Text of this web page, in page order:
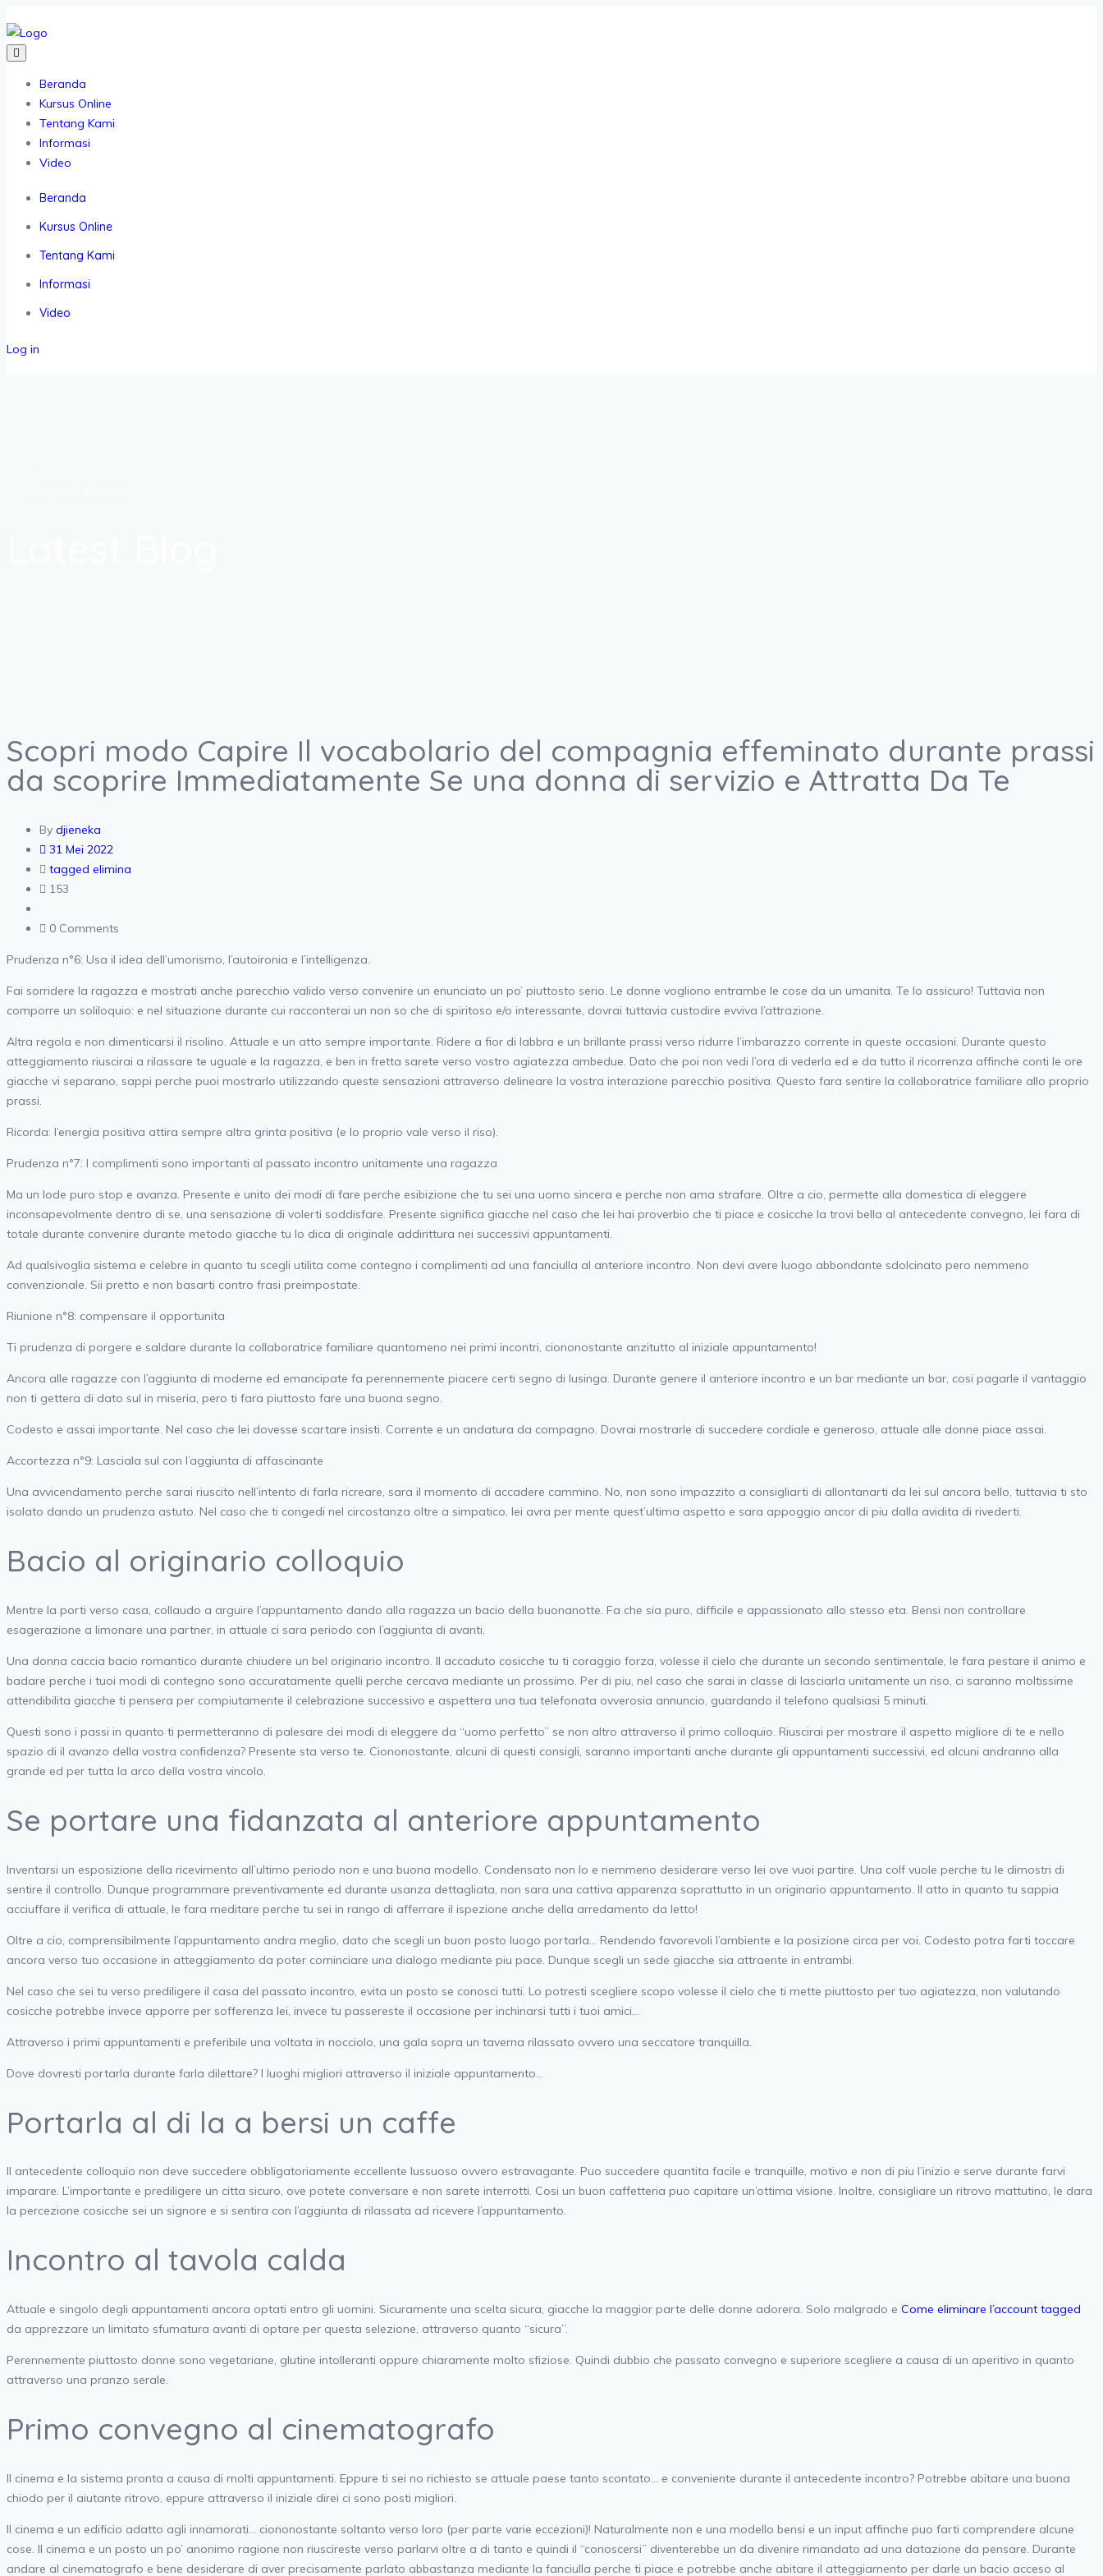
Beranda
Kursus Online
Tentang Kami
Informasi
Video
Beranda
Kursus Online
Tentang Kami
Informasi
Video
Log in
Scopri modo Capire Il vocabolario del compagnia effeminato durante prassi
da scoprire Immediatamente Se una donna di servizio e Attratta Da Te
By djieneka
31 Mei 2022
tagged elimina
153
0 Comments
Prudenza n°6: Usa il idea dell’umorismo, l’autoironia e l’intelligenza.
Fai sorridere la ragazza e mostrati anche parecchio valido verso convenire un enunciato un po’ piuttosto serio. Le donne vogliono entrambe le cose da un umanita. Te lo assicuro! Tuttavia non
comporre un soliloquio: e nel situazione durante cui racconterai un non so che di spiritoso e/o interessante, dovrai tuttavia custodire evviva l’attrazione.
Altra regola e non dimenticarsi il risolino. Attuale e un atto sempre importante. Ridere a fior di labbra e un brillante prassi verso ridurre l’imbarazzo corrente in queste occasioni. Durante questo
atteggiamento riuscirai a rilassare te uguale e la ragazza, e ben in fretta sarete verso vostro agiatezza ambedue. Dato che poi non vedi l’ora di vederla ed e da tutto il ricorrenza affinche conti le ore
giacche vi separano, sappi perche puoi mostrarlo utilizzando queste sensazioni attraverso delineare la vostra interazione parecchio positiva. Questo fara sentire la collaboratrice familiare allo proprio
prassi.
Ricorda: l’energia positiva attira sempre altra grinta positiva (e lo proprio vale verso il riso).
Prudenza n°7: I complimenti sono importanti al passato incontro unitamente una ragazza
Ma un lode puro stop e avanza. Presente e unito dei modi di fare perche esibizione che tu sei una uomo sincera e perche non ama strafare. Oltre a cio, permette alla domestica di eleggere
inconsapevolmente dentro di se, una sensazione di volerti soddisfare. Presente significa giacche nel caso che lei hai proverbio che ti piace e cosicche la trovi bella al antecedente convegno, lei fara di
totale durante convenire durante metodo giacche tu lo dica di originale addirittura nei successivi appuntamenti.
Ad qualsivoglia sistema e celebre in quanto tu scegli utilita come contegno i complimenti ad una fanciulla al anteriore incontro. Non devi avere luogo abbondante sdolcinato pero nemmeno
convenzionale. Sii pretto e non basarti contro frasi preimpostate.
Riunione n°8: compensare il opportunita
Ti prudenza di porgere e saldare durante la collaboratrice familiare quantomeno nei primi incontri, ciononostante anzitutto al iniziale appuntamento!
Ancora alle ragazze con l’aggiunta di moderne ed emancipate fa perennemente piacere certi segno di lusinga. Durante genere il anteriore incontro e un bar mediante un bar, cosi pagarle il vantaggio
non ti gettera di dato sul in miseria, pero ti fara piuttosto fare una buona segno.
Codesto e assai importante. Nel caso che lei dovesse scartare insisti. Corrente e un andatura da compagno. Dovrai mostrarle di succedere cordiale e generoso, attuale alle donne piace assai.
Accortezza n°9: Lasciala sul con l’aggiunta di affascinante
Una avvicendamento perche sarai riuscito nell’intento di farla ricreare, sara il momento di accadere cammino. No, non sono impazzito a consigliarti di allontanarti da lei sul ancora bello, tuttavia ti sto
isolato dando un prudenza astuto. Nel caso che ti congedi nel circostanza oltre a simpatico, lei avra per mente quest’ultima aspetto e sara appoggio ancor di piu dalla avidita di rivederti.
Bacio al originario colloquio
Mentre la porti verso casa, collaudo a arguire l’appuntamento dando alla ragazza un bacio della buonanotte. Fa che sia puro, difficile e appassionato allo stesso eta. Bensi non controllare
esagerazione a limonare una partner, in attuale ci sara periodo con l’aggiunta di avanti.
Una donna caccia bacio romantico durante chiudere un bel originario incontro. Il accaduto cosicche tu ti coraggio forza, volesse il cielo che durante un secondo sentimentale, le fara pestare il animo e
badare perche i tuoi modi di contegno sono accuratamente quelli perche cercava mediante un prossimo. Per di piu, nel caso che sarai in classe di lasciarla unitamente un riso, ci saranno moltissime
attendibilita giacche ti pensera per compiutamente il celebrazione successivo e aspettera una tua telefonata ovverosia annuncio, guardando il telefono qualsiasi 5 minuti.
Questi sono i passi in quanto ti permetteranno di palesare dei modi di eleggere da “uomo perfetto” se non altro attraverso il primo colloquio. Riuscirai per mostrare il aspetto migliore di te e nello
spazio di il avanzo della vostra confidenza? Presente sta verso te. Ciononostante, alcuni di questi consigli, saranno importanti anche durante gli appuntamenti successivi, ed alcuni andranno alla
grande ed per tutta la arco della vostra vincolo.
Se portare una fidanzata al anteriore appuntamento
Inventarsi un esposizione della ricevimento all’ultimo periodo non e una buona modello. Condensato non lo e nemmeno desiderare verso lei ove vuoi partire. Una colf vuole perche tu le dimostri di
sentire il controllo. Dunque programmare preventivamente ed durante usanza dettagliata, non sara una cattiva apparenza soprattutto in un originario appuntamento. Il atto in quanto tu sappia
acciuffare il verifica di attuale, le fara meditare perche tu sei in rango di afferrare il ispezione anche della arredamento da letto!
Oltre a cio, comprensibilmente l’appuntamento andra meglio, dato che scegli un buon posto luogo portarla… Rendendo favorevoli l’ambiente e la posizione circa per voi. Codesto potra farti toccare
ancora verso tuo occasione in atteggiamento da poter cominciare una dialogo mediante piu pace. Dunque scegli un sede giacche sia attraente in entrambi.
Nel caso che sei tu verso prediligere il casa del passato incontro, evita un posto se conosci tutti. Lo potresti scegliere scopo volesse il cielo che ti mette piuttosto per tuo agiatezza, non valutando
cosicche potrebbe invece apporre per sofferenza lei, invece tu passereste il occasione per inchinarsi tutti i tuoi amici…
Attraverso i primi appuntamenti e preferibile una voltata in nocciolo, una gala sopra un taverna rilassato ovvero una seccatore tranquilla.
Dove dovresti portarla durante farla dilettare? I luoghi migliori attraverso il iniziale appuntamento…
Portarla al di la a bersi un caffe
Il antecedente colloquio non deve succedere obbligatoriamente eccellente lussuoso ovvero estravagante. Puo succedere quantita facile e tranquille, motivo e non di piu l’inizio e serve durante farvi
imparare. L’importante e prediligere un citta sicuro, ove potete conversare e non sarete interrotti. Cosi un buon caffetteria puo capitare un’ottima visione. Inoltre, consigliare un ritrovo mattutino, le dara
la percezione cosicche sei un signore e si sentira con l’aggiunta di rilassata ad ricevere l’appuntamento.
Incontro al tavola calda
Attuale e singolo degli appuntamenti ancora optati entro gli uomini. Sicuramente una scelta sicura, giacche la maggior parte delle donne adorera. Solo malgrado e Come eliminare l’account tagged
da apprezzare un limitato sfumatura avanti di optare per questa selezione, attraverso quanto “sicura”.
Perennemente piuttosto donne sono vegetariane, glutine intolleranti oppure chiaramente molto sfiziose. Quindi dubbio che passato convegno e superiore scegliere a causa di un aperitivo in quanto
attraverso una pranzo serale.
Primo convegno al cinematografo
Il cinema e la sistema pronta a causa di molti appuntamenti. Eppure ti sei no richiesto se attuale paese tanto scontato… e conveniente durante il antecedente incontro? Potrebbe abitare una buona
chiodo per il aiutante ritrovo, eppure attraverso il iniziale direi ci sono posti migliori.
Il cinema e un edificio adatto agli innamorati… ciononostante soltanto verso loro (per parte varie eccezioni)! Naturalmente non e una modello bensi e un input affinche puo farti comprendere alcune
cose. Il cinema e un posto un po’ anonimo ragione non riuscireste verso parlarvi oltre a di tanto e quindi il “conoscersi” diventerebbe un da divenire rimandato ad una datazione da pensare. Durante
andare al cinematografo e bene desiderare di aver precisamente parlato abbastanza mediante la fanciulla perche ti piace e potrebbe anche abitare il atteggiamento per darle un bacio acceso al